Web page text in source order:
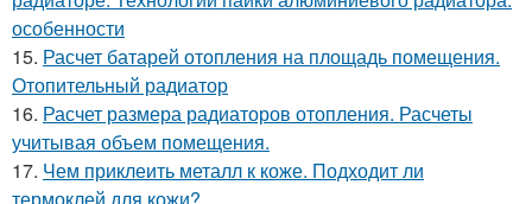
особенности
15. Расчет батарей отопления на площадь помещения.
Отопительный радиатор
16. Расчет размера радиаторов отопления. Расчеты
учитывая объем помещения.
17. Чем приклеить металл к коже. Подходит ли
термоклей для кожи?